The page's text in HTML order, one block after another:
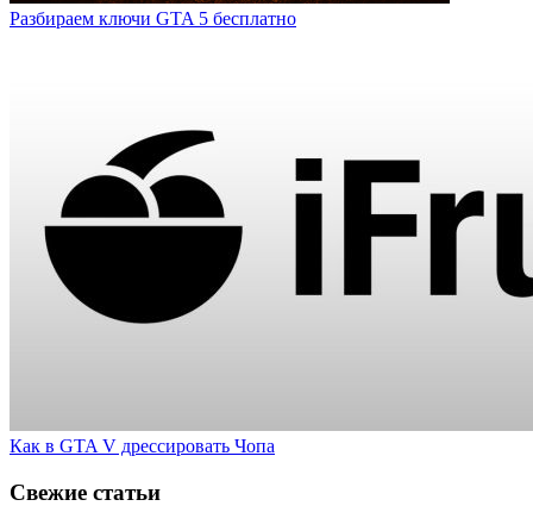
Разбираем ключи GTA 5 бесплатно
Как в GTA V дрессировать Чопа
Свежие статьи